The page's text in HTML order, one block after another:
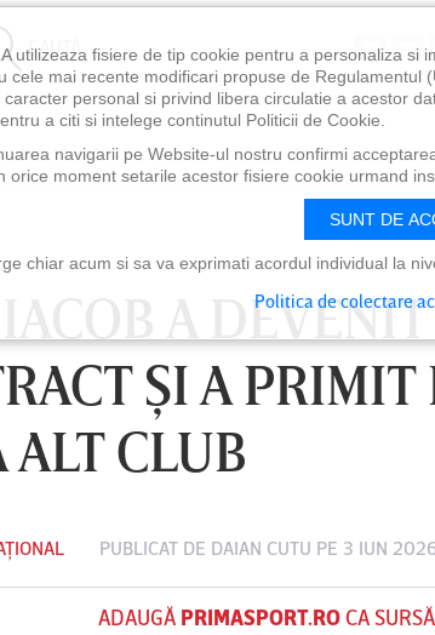
CAUTĂ
A
ŞI A
ALT CLUB
PUBLICAT DE DAIAN CUTU PE 3 IUN
ADAUGĂ PRIMASPORT.ROCA
utilizeaza fisiere de tip cookie pentru a personaliza
cele mai recente modificari propuse de
personal si privind libera circulatie a acestor
a citi si intelege continutul Politicii de Cookie.
navigarii pe Website-ul nostru confirmi
orice moment setarile acestor fisiere cookie urmand
SUNT DE
chiar acum si sa va exprimati acordul individual la
Politica de colectare